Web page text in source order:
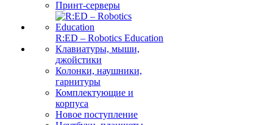
Принт-серверы
R:ED – Robotics Education
Клавиатуры, мыши,
джойстики
Колонки, наушники,
гарнитуры
Комплектующие и
корпуса
Новое поступление